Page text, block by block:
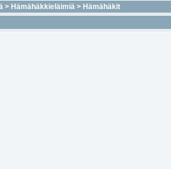
> Hämähäkkieläimiä > Hämähäkit